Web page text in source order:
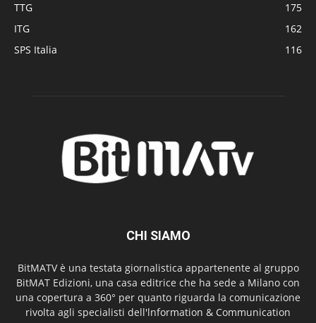
TTG
175
ITG
162
SPS Italia
116
CHI SIAMO
BitMATV è una testata giornalistica appartenente al gruppo
BitMAT Edizioni, una casa editrice che ha sede a Milano con
una copertura a 360° per quanto riguarda la comunicazione
rivolta agli specialisti dell'lnformation & Communication